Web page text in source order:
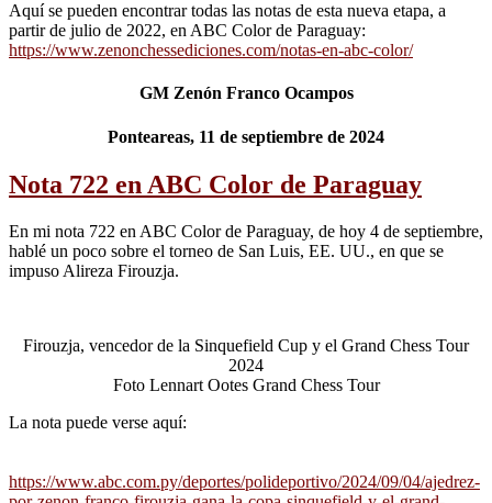
Aquí se pueden encontrar todas las notas de esta nueva etapa, a
partir de julio de 2022, en ABC Color de Paraguay:
https://www.zenonchessediciones.com/notas-en-abc-color/
GM Zenón Franco Ocampos
Ponteareas, 11 de septiembre de 2024
Nota 722 en ABC Color de Paraguay
En mi nota 722 en ABC Color de Paraguay, de hoy 4 de septiembre,
hablé un poco sobre el torneo de San Luis, EE. UU., en que se
impuso Alireza Firouzja.
Firouzja, vencedor de la Sinquefield Cup y el Grand Chess Tour
2024
Foto Lennart Ootes Grand Chess Tour
La nota puede verse aquí:
https://www.abc.com.py/deportes/polideportivo/2024/09/04/ajedrez-